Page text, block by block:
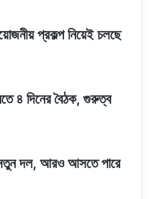
প্রকল্প নিয়েই চলছে
৪ দিনের বৈঠক, গুরুত্ব
দল, আরও আসতে পারে